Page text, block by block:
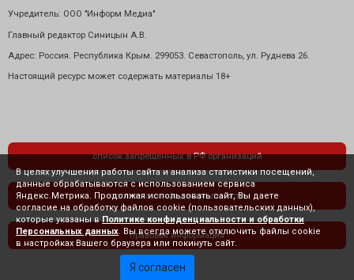
Учредитель: ООО "Информ Медиа"
Главный редактор Синицын А.В.
Адрес: Россия. Республика Крым. 299053. Севастополь, ул. Руднева 26.
Настоящий ресурс может содержать материалы 18+
список запрещенных в РФ организаций
политика конфиденциальности
правовая информация
В целях улучшения работы сайта и анализа статистики посещений,
данные обрабатываются с использованием сервиса
Яндекс.Метрика. Продолжая использовать сайт, Вы даете
согласие на обработку файлов cookie (пользовательских данных),
которые указаны в Политике конфиденциальности и обработки
Персональных данных . Вы всегда можете отключить файлы cookie
в настройках Вашего браузера или покинуть сайт.
Я согласен